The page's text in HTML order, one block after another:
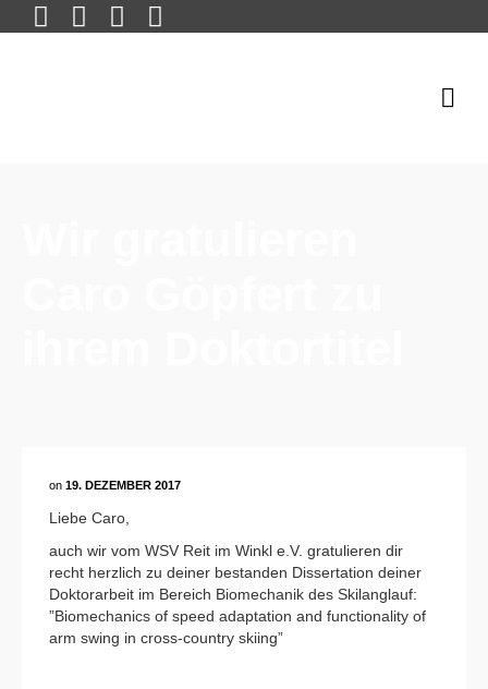
on 19. DEZEMBER 2017
Liebe Caro,
auch wir vom WSV Reit im Winkl e.V. gratulieren dir
recht herzlich zu deiner bestanden Dissertation deiner
Doktorarbeit im Bereich Biomechanik des Skilanglauf:
”Biomechanics of speed adaptation and functionality of
arm swing in cross-country skiing”